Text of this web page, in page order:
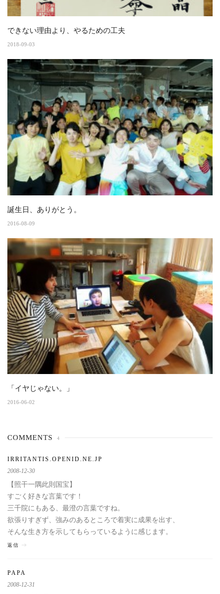
できない理由より、やるための工夫
2018-09-03
誕生日、ありがとう。
2016-08-09
「イヤじゃない。」
2016-06-02
COMMENTS 4
IRRITANTIS.OPENID.NE.JP
2008-12-30
【照干一隅此則国宝】
すごく好きな言葉です！
三千院にもある、最澄の言葉ですね。
欲張りすぎず、強みのあるところで着実に成果を出す、
そんな生き方を示してもらっているように感じます。
返信
PAPA
2008-12-31